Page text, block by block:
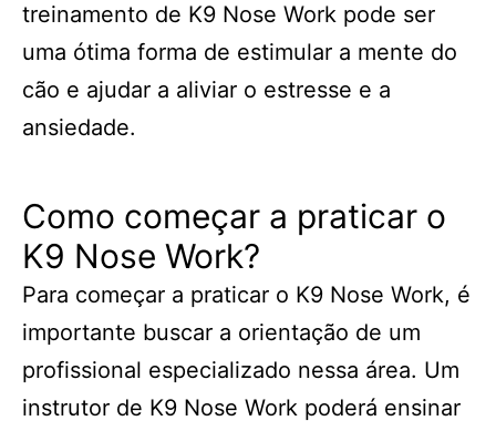
treinamento de K9 Nose Work pode ser
uma ótima forma de estimular a mente do
cão e ajudar a aliviar o estresse e a
ansiedade.
Como começar a praticar o
K9 Nose Work?
Para começar a praticar o K9 Nose Work, é
importante buscar a orientação de um
profissional especializado nessa área. Um
instrutor de K9 Nose Work poderá ensinar